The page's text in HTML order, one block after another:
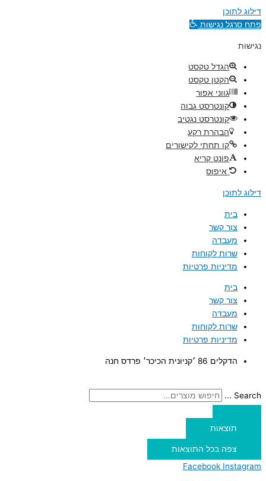
דילוג לתוכן
פתח סרגל נגישות
נגישות
הגדל טקסט
הקטן טקסט
גווני אפור
קונטרסט גבוה
קונטרסט נגטיב
הבהרת רקע
קו תחתי לקישורים
פונט קריא
איפוס
דילוג לתוכן
בית
צור קשר
מעבדה
שרות לקוחות
מדיניות פרטיות
בית
צור קשר
מעבדה
שרות לקוחות
מדיניות פרטיות
הדקלים 86 ׳קניונית הכיכר׳ פרדס חנה
Search ...
תוצאות
צפה בכל התוצאות
Facebook Instagram